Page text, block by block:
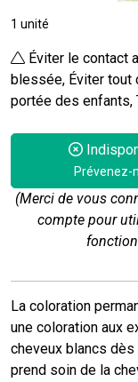
1 unité
Éviter le contact
blessée, Éviter tout
portée des
Prévenez-
(Merci de vous
compte pour
La coloration
une coloration aux
cheveux blancs
prend soin de la